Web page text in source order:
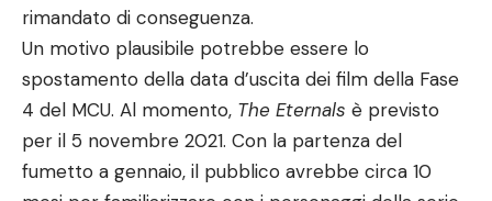
rimandato di conseguenza.
Un motivo plausibile potrebbe essere lo
spostamento della data d’uscita dei film della Fase
4 del MCU. Al momento, The Eternals è previsto
per il 5 novembre 2021. Con la partenza del
fumetto a gennaio, il pubblico avrebbe circa 10